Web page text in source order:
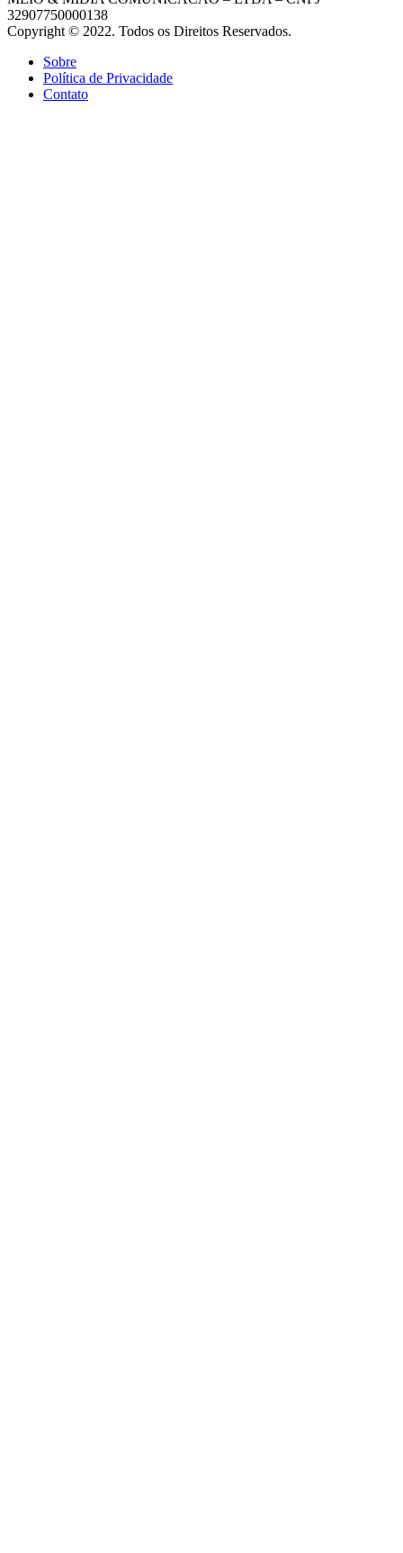
32907750000138
Copyright © 2022. Todos os Direitos Reservados.
Sobre
Política de Privacidade
Contato